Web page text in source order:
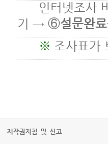
인터넷조사
기 → ⑥설문완
※ 조사표가
저작권지침 및 신고